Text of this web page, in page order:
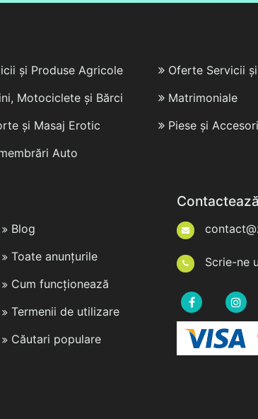
și Produse Agricole
Oferte Servicii
Motociclete și Bărci
Matrimoniale
și Masaj Erotic
Piese și
Auto
Blog
Toate anunțurile
Cum funcționează
Termenii de utilizare
Căutari populare
Scrie-ne